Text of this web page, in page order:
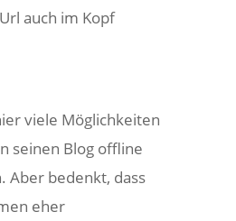
auch im Kopf
viele Möglichkeiten
seinen Blog offline
Aber bedenkt, dass
eher